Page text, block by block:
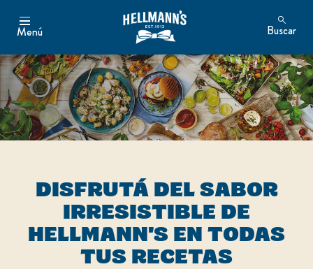
Menú Buscar
DISFRUTÁ DEL SABOR
IRRESISTIBLE DE
HELLMANN'S EN TODAS
TUS RECETAS